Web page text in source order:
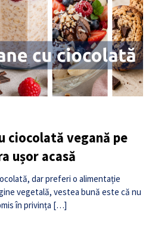
ciocolată vegană pe
ușor acasă
dar preferi o alimentație
vegetală, vestea bună este că nu
în privința […]